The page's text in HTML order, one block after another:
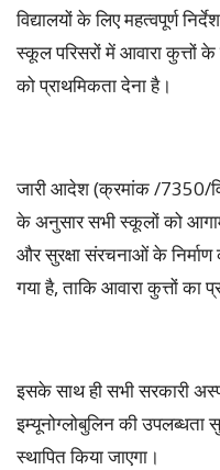
विद्यालयों के लिए महत्वपूर्ण
स्कूल परिसरों में आवारा कुत्तों
को प्राथमिकता देना है।
जारी आदेश (क्रमांक /7350/
के अनुसार सभी स्कूलों को
और सुरक्षा संरचनाओं के
गया है, ताकि आवारा कुत्तों का
इसके साथ ही सभी सरकारी
इम्यूनोग्लोबुलिन की
स्थापित किया जाएगा।